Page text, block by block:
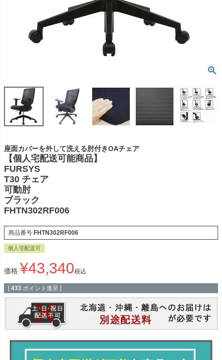
座面カバーを外して洗える肘付きOAチェア
【個人宅配送可能商品】
FURSYS
T30 チェア
可動肘
ブラック
FHTN302RF006
商品番号 FHTN302RF006
個人宅配送可
価格 ¥43,340税込
[ 433 ポイント進呈 ]